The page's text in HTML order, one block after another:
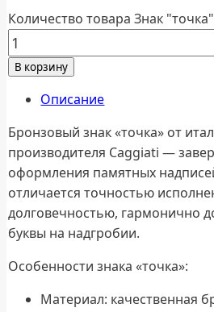
Количество товара Знак
В корзину
Описание
Бронзовый знак «точка» от
производителя Caggiati —
оформления памятных
отличается точностью
долговечностью, гармонично
буквы на надгробии.
Особенности знака «точка»:
Материал: качественная